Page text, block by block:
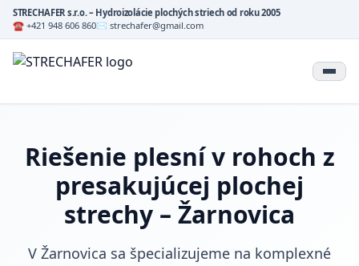
STRECHAFER s.r.o. – Hydroizolácie plochých striech od roku 2005
☎ +421 948 606 860✉ strechafer@gmail.com
Riešenie plesní v rohoch z
presakujúcej plochej
strechy – Žarnovica
V Žarnovica sa špecializujeme na komplexné